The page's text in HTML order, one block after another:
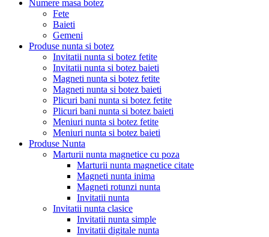
Numere masa botez
Fete
Baieti
Gemeni
Produse nunta si botez
Invitatii nunta si botez fetite
Invitatii nunta si botez baieti
Magneti nunta si botez fetite
Magneti nunta si botez baieti
Plicuri bani nunta si botez fetite
Plicuri bani nunta si botez baieti
Meniuri nunta si botez fetite
Meniuri nunta si botez baieti
Produse Nunta
Marturii nunta magnetice cu poza
Marturii nunta magnetice citate
Magneti nunta inima
Magneti rotunzi nunta
Invitatii nunta
Invitatii nunta clasice
Invitatii nunta simple
Invitatii digitale nunta